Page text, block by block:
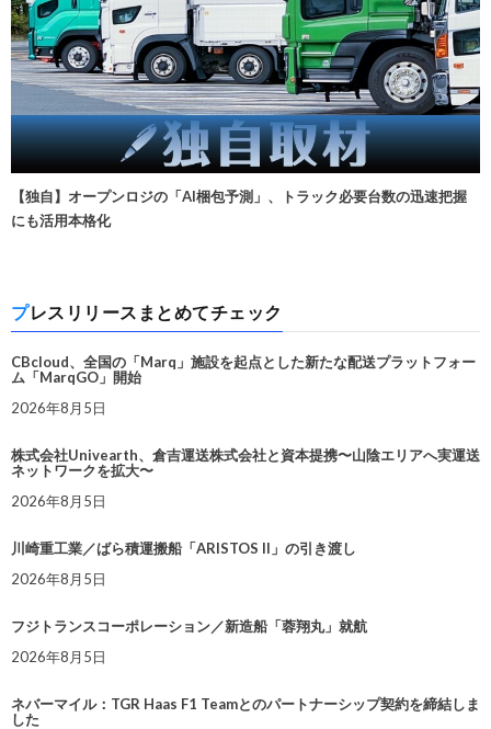
【独自】オープンロジの「AI梱包予測」、トラック必要台数の迅速把握
にも活用本格化
プレスリリースまとめてチェック
CBcloud、全国の「Marq」施設を起点とした新たな配送プラットフォー
ム「MarqGO」開始
2026年8月5日
株式会社Univearth、倉吉運送株式会社と資本提携〜山陰エリアへ実運送
ネットワークを拡大〜
2026年8月5日
川崎重工業／ばら積運搬船「ARISTOS II」の引き渡し
2026年8月5日
フジトランスコーポレーション／新造船「蓉翔丸」就航
2026年8月5日
ネバーマイル：TGR Haas F1 Teamとのパートナーシップ契約を締結しま
した